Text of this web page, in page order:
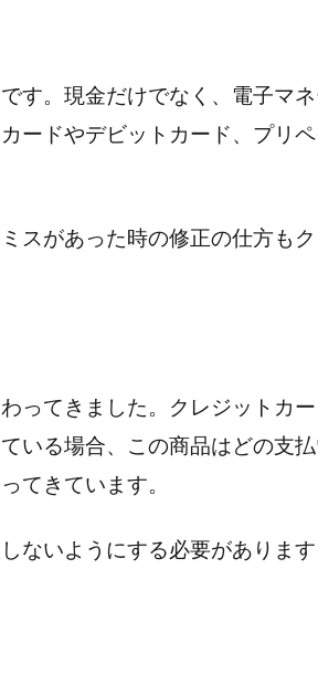
す。現金だけでなく、電子マ
ードやデビットカード、プリ
スがあった時の修正の仕方も
ってきました。クレジットカ
いる場合、この商品はどの支
てきています。
ないようにする必要がありま